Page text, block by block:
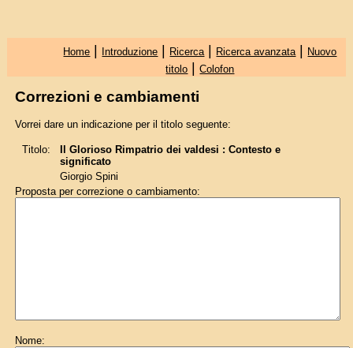
Home | Introduzione | Ricerca | Ricerca avanzata | Nuovo
titolo |Colofon
Correzioni e cambiamenti
Vorrei dare un indicazione per il titolo seguente:
Titolo:
Il Glorioso Rimpatrio dei valdesi : Contesto e
significato
Giorgio Spini
Proposta per correzione o cambiamento:
Nome: